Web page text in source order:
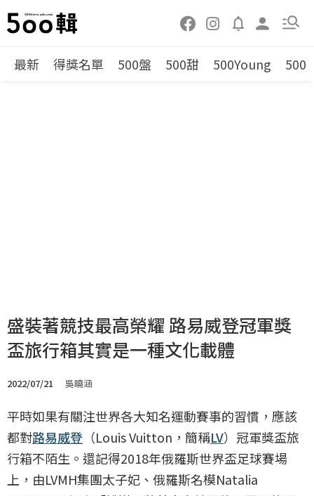
最新 得獎名單 500盤 500甜 500Young 500
盛裝著競技最高榮耀 路易威登冠軍獎
盃旅行箱其實是一種文化載體
2022/07/21 吳曉涵
平時如果有關注世界各大知名運動賽事的習慣，應該
都對路易威登 （Louis Vuitton，簡稱LV）冠軍獎盃旅
行箱不陌生。還記得2018年俄羅斯世界盃足球賽場
上，由LVMH集團太子妃、俄羅斯名模Natalia